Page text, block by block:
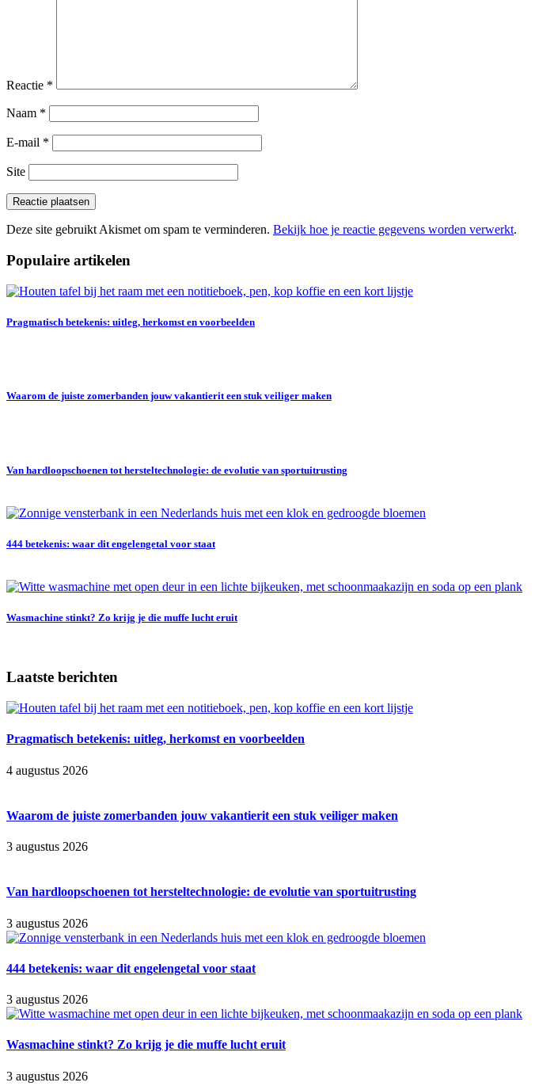
Reactie *
Naam *
E-mail *
Site
Deze site gebruikt Akismet om spam te verminderen. Bekijk hoe je reactie gegevens worden verwerkt.
Populaire artikelen
Pragmatisch betekenis: uitleg, herkomst en voorbeelden
Waarom de juiste zomerbanden jouw vakantierit een stuk veiliger maken
Van hardloopschoenen tot hersteltechnologie: de evolutie van sportuitrusting
444 betekenis: waar dit engelengetal voor staat
Wasmachine stinkt? Zo krijg je die muffe lucht eruit
Laatste berichten
Pragmatisch betekenis: uitleg, herkomst en voorbeelden
4 augustus 2026
Waarom de juiste zomerbanden jouw vakantierit een stuk veiliger maken
3 augustus 2026
Van hardloopschoenen tot hersteltechnologie: de evolutie van sportuitrusting
3 augustus 2026
444 betekenis: waar dit engelengetal voor staat
3 augustus 2026
Wasmachine stinkt? Zo krijg je die muffe lucht eruit
3 augustus 2026